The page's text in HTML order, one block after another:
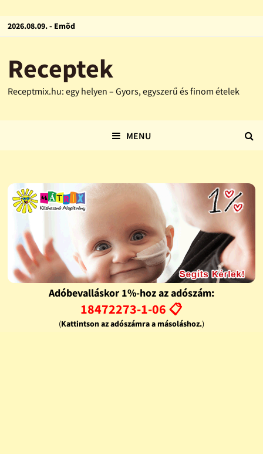
2026.08.09. - Emõd
Receptek
Receptmix.hu: egy helyen – Gyors, egyszerű és finom ételek
MENU
Adóbevalláskor 1%-hoz az adószám:
18472273-1-06 📋
(Kattintson az adószámra a másoláshoz.)